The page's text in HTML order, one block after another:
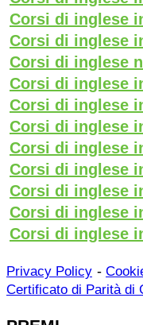
Corsi di inglese
Corsi di inglese
Corsi di inglese
Corsi di inglese
Corsi di inglese
Corsi di inglese
Corsi di inglese
Corsi di inglese
Corsi di inglese
Corsi di inglese
Corsi di inglese
Privacy Policy -
Certificato di Parità di